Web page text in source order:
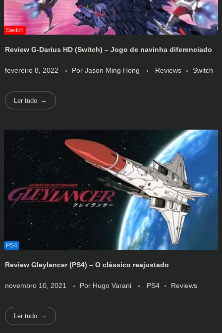
Review G-Darius HD (Switch) – Jogo de navinha diferenciado
fevereiro 8, 2022 Por Jason Ming Hong Reviews Switch
Ler tudo
Review Gleylancer (PS4) – O clássico reajustado
novembro 10, 2021 Por Hugo Varani PS4 Reviews
Ler tudo